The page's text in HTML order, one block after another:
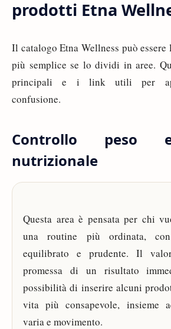
prodotti Etna
Il catalogo Etna Wellness può
più semplice se lo dividi in aree.
principali e i link utili per
confusione.
Controllo peso
nutrizionale
Questa area è pensata per chi
una routine più ordinata,
equilibrato e prudente. Il
promessa di un risultato
possibilità di inserire alcuni
vita più consapevole, insieme
varia e movimento.